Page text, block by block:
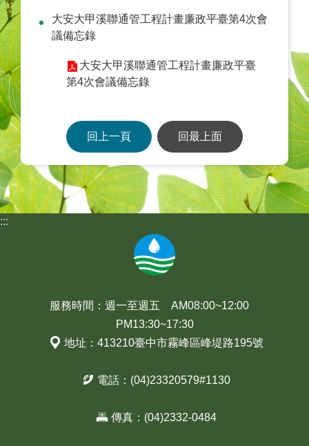
大安大甲溪聯通管工程計畫廉政平臺第4次會
議備忘錄
大安大甲溪聯通管工程計畫廉政平臺
第4次會議備忘錄
回上一頁 回最上面
:::
服務時間：週一至週五 AM08:00~12:00
PM13:30~17:30
地址：413210臺中市霧峰區峰堤路195號
電話：(04)23320579#1130
傳真：(04)2332-0484